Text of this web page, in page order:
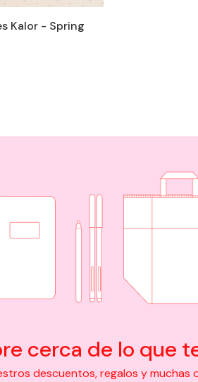
Kalor - Spring
cerca de lo que
descuentos, regalos y